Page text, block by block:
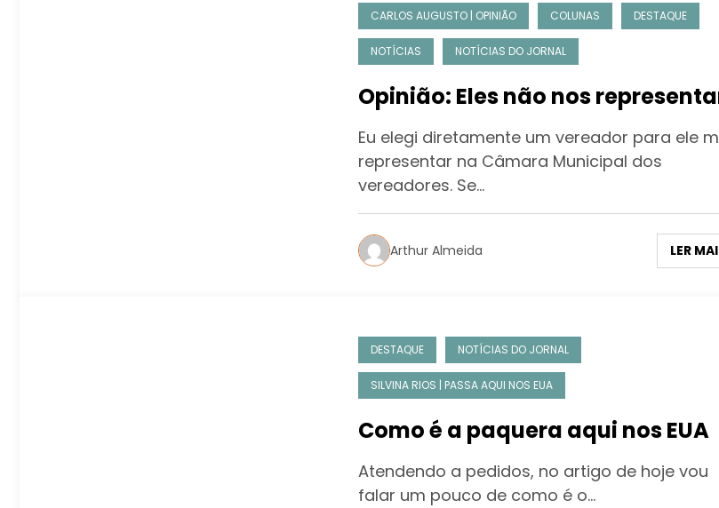
CARLOS AUGUSTO | OPINIÃO COLUNAS DESTAQUE
NOTÍCIAS NOTÍCIAS DO JORNAL
Opinião: Eles não nos
Eu elegi diretamente um vereador para ele
representar na Câmara Municipal dos
vereadores. Se…
Arthur Almeida LER
DESTAQUE NOTÍCIAS DO JORNAL
SILVINA RIOS | PASSA AQUI NOS EUA
Como é a paquera aqui nos EUA
Atendendo a pedidos, no artigo de hoje vou
falar um pouco de como é o…